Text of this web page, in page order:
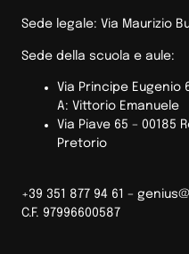
Sede legale: Via Maurizio
Sede della scuola e aule:
Via Principe Eugenio
A: Vittorio Emanuele
Via Piave 65 – 00185
Pretorio
+39 351 877 94 61 –
C.F. 97996600587